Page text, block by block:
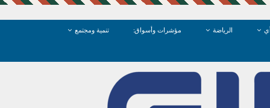
الرياضة مؤشرات وأسواق:
تنمية ومجتمع